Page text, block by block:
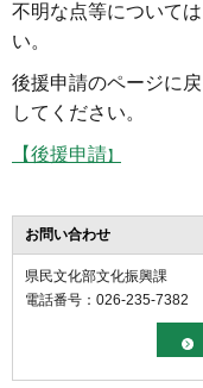
不明な点等について
い。
後援申請のページに
してください。
【後援申請】
お問い合わせ
県民文化部文化振興課
電話番号：026-235-7382